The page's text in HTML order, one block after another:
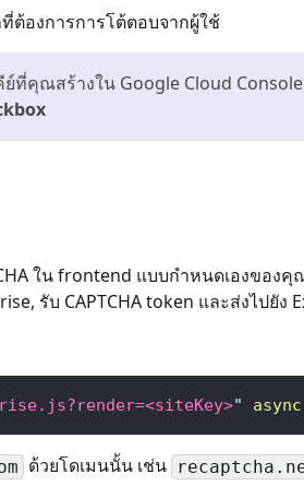
ต้องการการโต้ตอบจากผู้ใช้
ที่คุณสร้างใน Google Cloud
ใน frontend แบบกำหนดเองของคุ
รับ CAPTCHA token และส่งไปยัง
" async
ด้วยโดเมนนั้น เช่น